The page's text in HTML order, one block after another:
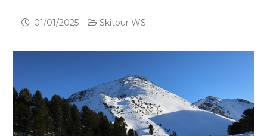
01/01/2025 Skitour WS-